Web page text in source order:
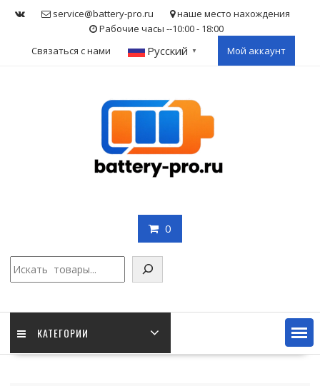
service@battery-pro.ru
наше место нахождения
Рабочие часы --10:00 - 18:00
Связаться с нами
Русский ▼ Мой аккаунт
0
КАТЕГОРИИ